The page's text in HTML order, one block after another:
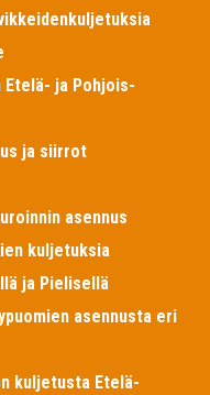
ja Pohjois-
ja siirrot
asennus
kuljetuksia
ja Pielisellä
asennusta eri
kuljetusta Etelä-